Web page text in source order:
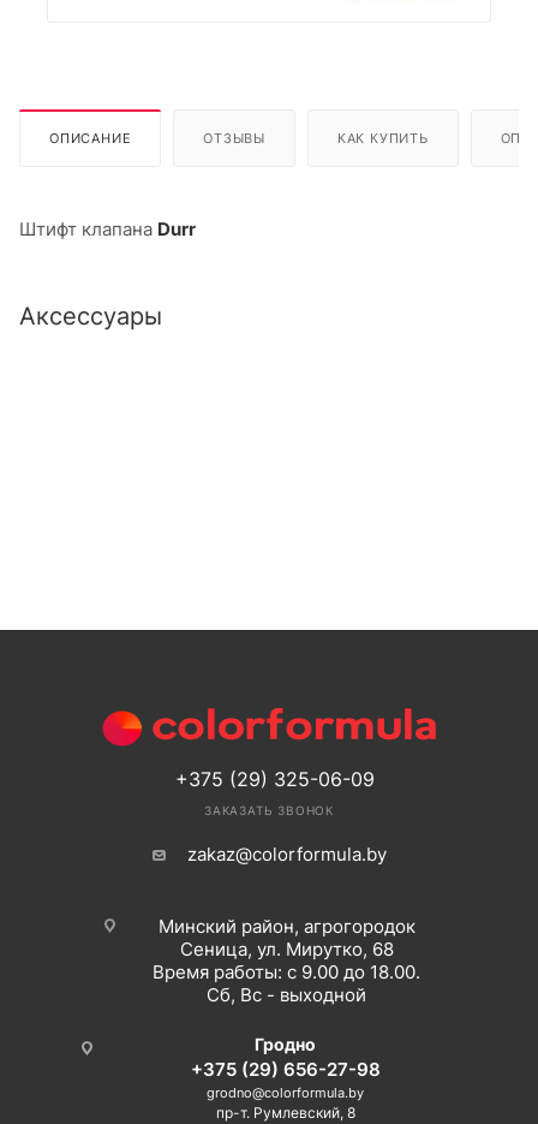
ОПИСАНИЕ ОТЗЫВЫ КАК КУПИТЬ
Штифт клапана Durr
Аксессуары
+375 (29) 325-06-09
ЗАКАЗАТЬ ЗВОНОК
zakaz@colorformula.by
Минский район, агрогородок
Сеница, ул. Мирутко, 68
Время работы: с 9.00 до 18.00.
Сб, Вс - выходной
Гродно
+375 (29) 656-27-98
grodno@colorformula.by
пр-т. Румлевский, 8